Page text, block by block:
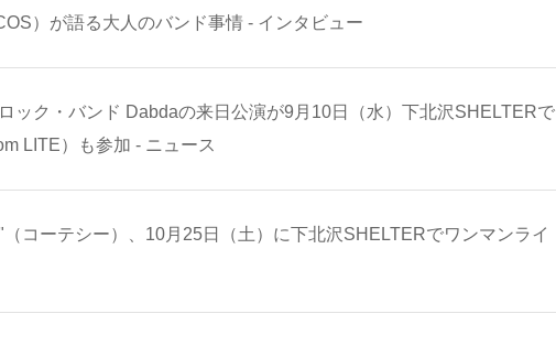
）が語る大人のバンド事情 - インタビュー
ック・バンド Dabdaの来日公演が9月10日（水）下北沢SHELTERで
LITE）も参加 - ニュース
コーテシー）、10月25日（土）に下北沢SHELTERでワンマンライ